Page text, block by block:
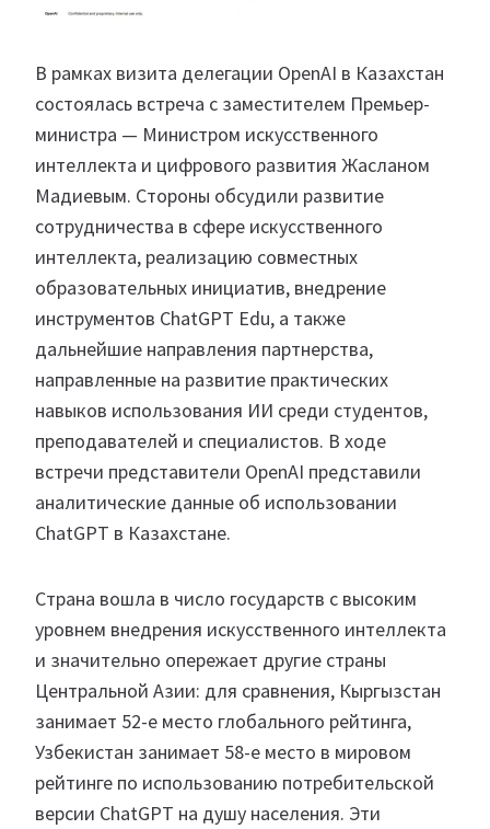
В рамках визита делегации OpenAI в Казахстан
состоялась встреча с заместителем Премьер-
министра — Министром искусственного
интеллекта и цифрового развития Жасланом
Мадиевым. Стороны обсудили развитие
сотрудничества в сфере искусственного
интеллекта, реализацию совместных
образовательных инициатив, внедрение
инструментов ChatGPT Edu, а также
дальнейшие направления партнерства,
направленные на развитие практических
навыков использования ИИ среди студентов,
преподавателей и специалистов. В ходе
встречи представители OpenAI представили
аналитические данные об использовании
ChatGPT в Казахстане.
Страна вошла в число государств с высоким
уровнем внедрения искусственного интеллекта
и значительно опережает другие страны
Центральной Азии: для сравнения, Кыргызстан
занимает 52-е место глобального рейтинга,
Узбекистан занимает 58-е место в мировом
рейтинге по использованию потребительской
версии ChatGPT на душу населения. Эти